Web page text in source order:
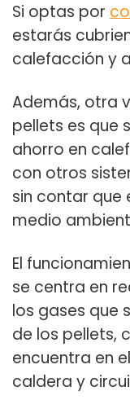
Si optas por
estarás
calefacción y
Además, otra
pellets es que
ahorro en
con otros
sin contar que
medio
El
se centra en
los gases que
de los pellets,
encuentra en
caldera y